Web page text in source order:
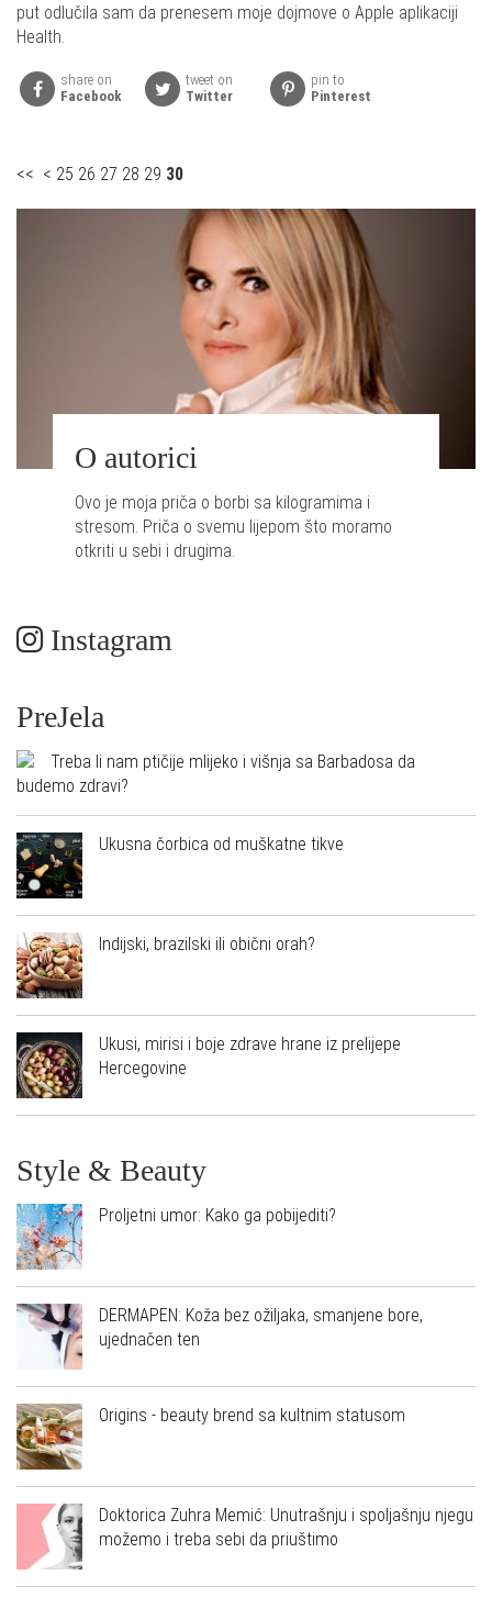
put odlučila sam da prenesem moje dojmove o Apple aplikaciji
Health.
share on
Facebook
tweet on
Twitter
pin to
Pinterest
<< < 25 26 27 28 29 30
O autorici
Ovo je moja priča o borbi sa kilogramima i
stresom. Priča o svemu lijepom što moramo
otkriti u sebi i drugima.
Instagram
PreJela
Treba li nam ptičije mlijeko i višnja sa Barbadosa da
budemo zdravi?
Ukusna čorbica od muškatne tikve
Indijski, brazilski ili obični orah?
Ukusi, mirisi i boje zdrave hrane iz prelijepe
Hercegovine
Style & Beauty
Proljetni umor: Kako ga pobijediti?
DERMAPEN: Koža bez ožiljaka, smanjene bore,
ujednačen ten
Origins - beauty brend sa kultnim statusom
Doktorica Zuhra Memić: Unutrašnju i spoljašnju njegu
možemo i treba sebi da priuštimo